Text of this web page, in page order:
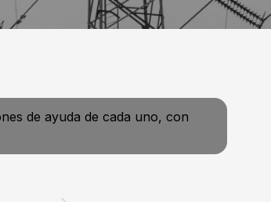
de ayuda de cada uno, con